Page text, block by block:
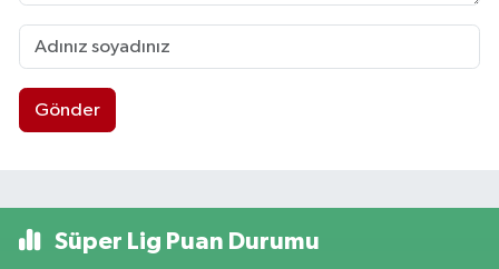
Gönder
Süper Lig Puan Durumu